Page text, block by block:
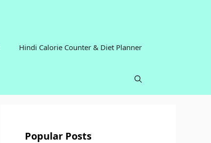
Hindi Calorie Counter & Diet Planner
Popular Posts